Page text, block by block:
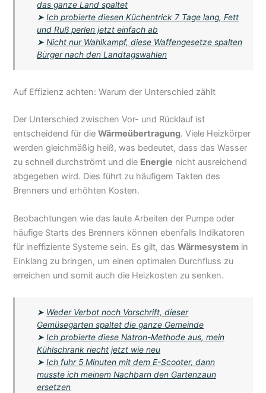
das ganze Land spaltet
➤Ich probierte diesen Küchentrick 7 Tage lang, Fett
und Ruß perlen jetzt einfach ab
➤Nicht nur Wahlkampf, diese Waffengesetze spalten
Bürger nach den Landtagswahlen
Auf Effizienz achten: Warum der Unterschied zählt
Der Unterschied zwischen Vor- und Rücklauf ist
entscheidend für dieWärmeübertragung. Viele Heizkörper
werden gleichmäßig heiß, was bedeutet, dass das Wasser
zu schnell durchströmt und die Energie nicht ausreichend
abgegeben wird. Dies führt zu häufigem Takten des
Brenners und erhöhten Kosten.
Beobachtungen wie das laute Arbeiten der Pumpe oder
häufige Starts des Brenners können ebenfalls Indikatoren
für ineffiziente Systeme sein. Es gilt, dasWärmesystem in
Einklang zu bringen, um einen optimalen Durchfluss zu
erreichen und somit auch die Heizkosten zu senken.
➤ Weder Verbot noch Vorschrift, dieser
Gemüsegarten spaltet die ganze Gemeinde
➤Ich probierte diese Natron-Methode aus, mein
Kühlschrank riecht jetzt wie neu
➤Ich fuhr 5 Minuten mit dem E-Scooter, dann
musste ich meinem Nachbarn den Gartenzaun
ersetzen